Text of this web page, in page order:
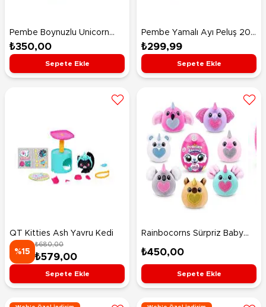
Pembe Boynuzlu Unicorn
Peluş 20 Cm
₺350,00
Sepete Ekle
Pembe Yamalı Ayı Peluş 20
Cm
₺299,99
Sepete Ekle
QT Kitties Ash Yavru Kedi
%15
₺680,00
₺579,00
Sepete Ekle
Rainbocorns Sürpriz Baby
₺450,00
Sepete Ekle